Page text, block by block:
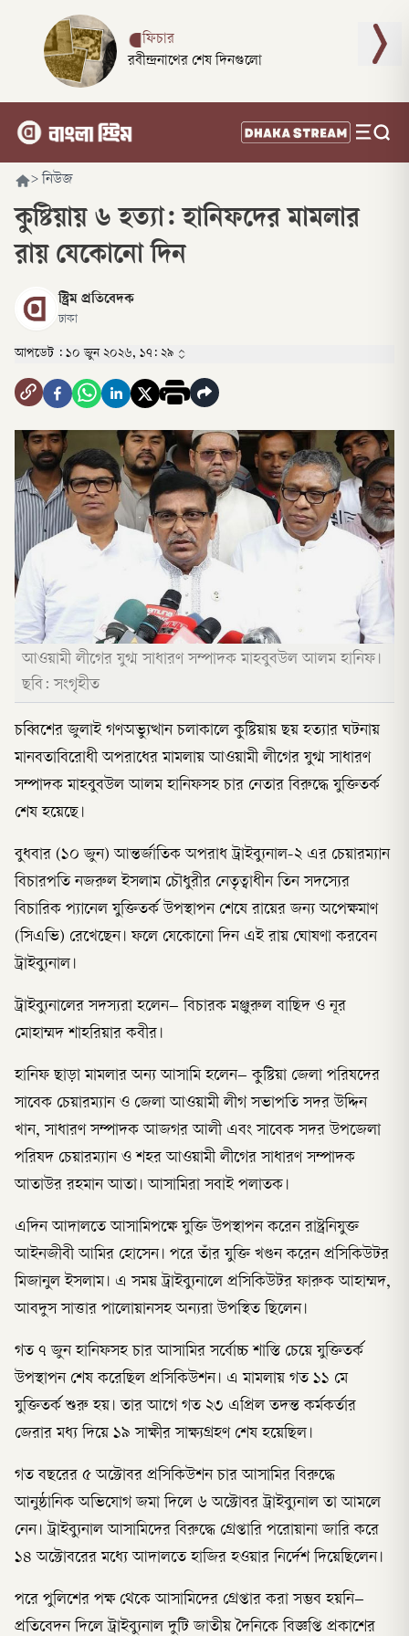
ফিচার
রবীন্দ্রনাথের শেষ দিনগুলো
> নিউজ
কুষ্টিয়ায় ৬ হত্যা: হানিফদের মামলার
রায় যেকোনো দিন
স্ট্রিম প্রতিবেদক
ঢাকা
আপডেট : ১০ জুন ২০২৬, ১৭: ২৯
আওয়ামী লীগের যুগ্ম সাধারণ সম্পাদক মাহবুবউল আলম হানিফ।
ছবি: সংগৃহীত
চব্বিশের জুলাই গণঅভ্যুত্থান চলাকালে কুষ্টিয়ায় ছয় হত্যার ঘটনায়
মানবতাবিরোধী অপরাধের মামলায় আওয়ামী লীগের যুগ্ম সাধারণ
সম্পাদক মাহবুবউল আলম হানিফসহ চার নেতার বিরুদ্ধে যুক্তিতর্ক
শেষ হয়েছে।
বুধবার (১০ জুন) আন্তর্জাতিক অপরাধ ট্রাইব্যুনাল-২ এর চেয়ারম্যান
বিচারপতি নজরুল ইসলাম চৌধুরীর নেতৃত্বাধীন তিন সদস্যের
বিচারিক প্যানেল যুক্তিতর্ক উপস্থাপন শেষে রায়ের জন্য অপেক্ষমাণ
(সিএভি) রেখেছেন। ফলে যেকোনো দিন এই রায় ঘোষণা করবেন
ট্রাইব্যুনাল।
ট্রাইব্যুনালের সদস্যরা হলেন– বিচারক মঞ্জুরুল বাছিদ ও নূর
মোহাম্মদ শাহরিয়ার কবীর।
হানিফ ছাড়া মামলার অন্য আসামি হলেন– কুষ্টিয়া জেলা পরিষদের
সাবেক চেয়ারম্যান ও জেলা আওয়ামী লীগ সভাপতি সদর উদ্দিন
খান, সাধারণ সম্পাদক আজগর আলী এবং সাবেক সদর উপজেলা
পরিষদ চেয়ারম্যান ও শহর আওয়ামী লীগের সাধারণ সম্পাদক
আতাউর রহমান আতা। আসামিরা সবাই পলাতক।
এদিন আদালতে আসামিপক্ষে যুক্তি উপস্থাপন করেন রাষ্ট্রনিযুক্ত
আইনজীবী আমির হোসেন। পরে তাঁর যুক্তি খণ্ডন করেন প্রসিকিউটর
মিজানুল ইসলাম। এ সময় ট্রাইব্যুনালে প্রসিকিউটর ফারুক আহাম্মদ,
আবদুস সাত্তার পালোয়ানসহ অন্যরা উপস্থিত ছিলেন।
গত ৭ জুন হানিফসহ চার আসামির সর্বোচ্চ শাস্তি চেয়ে যুক্তিতর্ক
উপস্থাপন শেষ করেছিল প্রসিকিউশন। এ মামলায় গত ১১ মে
যুক্তিতর্ক শুরু হয়। তার আগে গত ২৩ এপ্রিল তদন্ত কর্মকর্তার
জেরার মধ্য দিয়ে ১৯ সাক্ষীর সাক্ষ্যগ্রহণ শেষ হয়েছিল।
গত বছরের ৫ অক্টোবর প্রসিকিউশন চার আসামির বিরুদ্ধে
আনুষ্ঠানিক অভিযোগ জমা দিলে ৬ অক্টোবর ট্রাইব্যুনাল তা আমলে
নেন। ট্রাইব্যুনাল আসামিদের বিরুদ্ধে গ্রেপ্তারি পরোয়ানা জারি করে
১৪ অক্টোবরের মধ্যে আদালতে হাজির হওয়ার নির্দেশ দিয়েছিলেন।
পরে পুলিশের পক্ষ থেকে আসামিদের গ্রেপ্তার করা সম্ভব হয়নি–
প্রতিবেদন দিলে ট্রাইব্যুনাল দুটি জাতীয় দৈনিকে বিজ্ঞপ্তি প্রকাশের